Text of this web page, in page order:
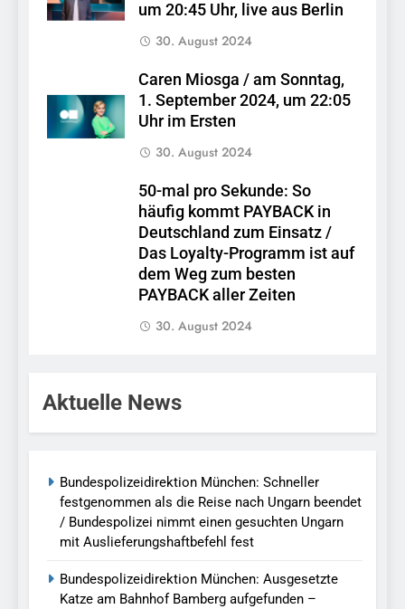
um 20:45 Uhr, live aus Berlin
30. August 2024
Caren Miosga / am Sonntag,
1. September 2024, um 22:05
Uhr im Ersten
30. August 2024
50-mal pro Sekunde: So
häufig kommt PAYBACK in
Deutschland zum Einsatz /
Das Loyalty-Programm ist auf
dem Weg zum besten
PAYBACK aller Zeiten
30. August 2024
Aktuelle News
Bundespolizeidirektion München: Schneller
festgenommen als die Reise nach Ungarn beendet
/ Bundespolizei nimmt einen gesuchten Ungarn
mit Auslieferungshaftbefehl fest
Bundespolizeidirektion München: Ausgesetzte
Katze am Bahnhof Bamberg aufgefunden –